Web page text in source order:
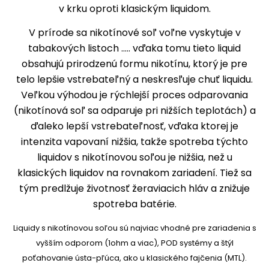
v krku oproti klasickým liquidom.
V prírode sa nikotínové soľ voľne vyskytuje v
tabakových listoch ..... vďaka tomu tieto liquid
obsahujú prirodzenú formu nikotínu, ktorý je pre
telo lepšie vstrebateľný a neskresľuje chuť liquidu.
Veľkou výhodou je rýchlejší proces odparovania
(nikotínová soľ sa odparuje pri nižších teplotách) a
ďaleko lepší vstrebateľnosť, vďaka ktorej je
intenzita vapovaní nižšia, takže spotreba týchto
liquidov s nikotínovou soľou je nižšia, než u
klasických liquidov na rovnakom zariadení. Tiež sa
tým predlžuje životnosť žeraviacich hláv a znižuje
spotreba batérie.
Liquidy s nikotínovou soľou sú najviac vhodné pre zariadenia s
vyšším odporom (1ohm a viac), POD systémy a štýl
poťahovanie ústa-pľúca, ako u klasického fajčenia (MTL).